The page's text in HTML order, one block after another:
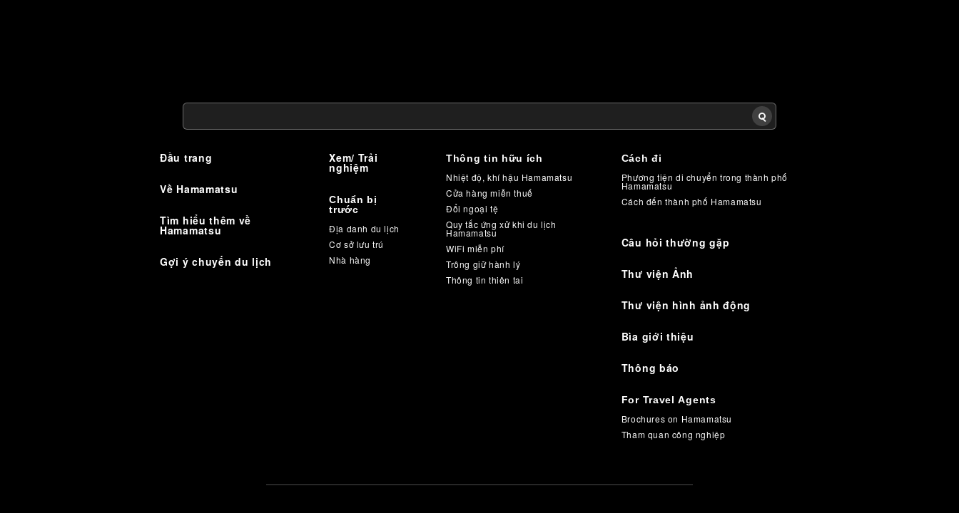
Đầu trang
Về Hamamatsu
Tìm hiểu thêm về
Hamamatsu
Gợi ý chuyến du lịch
Xem/ Trải
nghiệm
Chuẩn bị
trước
Địa danh du lịch
Cơ sở lưu trú
Nhà hàng
Thông tin hữu ích
Nhiệt độ, khí hậu Hamamatsu
Cửa hàng miễn thuế
Đổi ngoại tệ
Quy tắc ứng xử khi du lịch
Hamamatsu
WiFi miễn phí
Trông giữ hành lý
Thông tin thiên tai
Cách đi
Phương tiện di chuyển trong thành phố
Hamamatsu
Cách đến thành phố Hamamatsu
Câu hỏi thường gặp
Thư viện Ảnh
Thư viện hình ảnh động
Bìa giới thiệu
Thông báo
For Travel Agents
Brochures on Hamamatsu
Tham quan công nghiệp